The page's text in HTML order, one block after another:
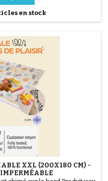
réduit les odeurs,...
en stock
XXL (200X180 CM) -